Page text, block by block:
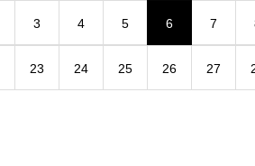
3 4 5 6 7
23 24 25 26 27